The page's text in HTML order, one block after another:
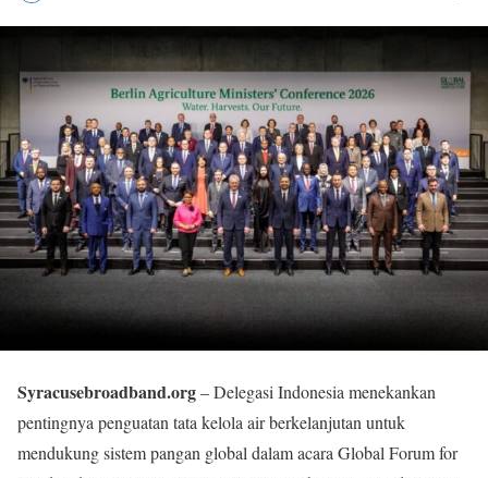
Syracusebroadband.org– Delegasi Indonesia menekankan
pentingnya penguatan tata kelola air berkelanjutan untuk
mendukung sistem pangan global dalam acara Global Forum for